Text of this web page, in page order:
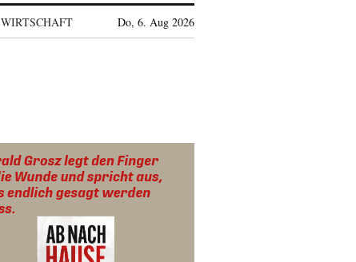
WIRTSCHAFT Do, 6. Aug 2026